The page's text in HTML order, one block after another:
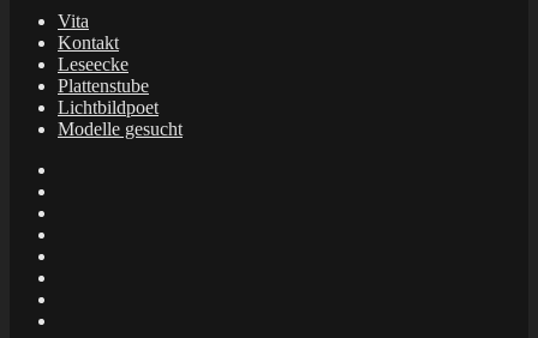
Vita
Kontakt
Leseecke
Plattenstube
Lichtbildpoet
Modelle gesucht